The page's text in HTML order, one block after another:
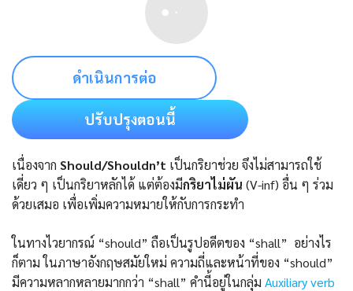
ดำเนินการต่อ
ปรับปรุงตอนนี้
เนื่องจาก Should/Shouldn’t เป็นกริยาช่วย จึงไม่สามารถใช้
เดี่ยว ๆ เป็นกริยาหลักได้ แต่ต้องมีกริยาไม่ผัน (V-inf) อื่น ๆ ร่วม
ด้วยเสมอ เพื่อเพิ่มความหมายให้กับการกระทำ
ในทางไวยากรณ์ “should” ถือเป็นรูปอดีตของ “shall” อย่างไร
ก็ตาม ในภาษาอังกฤษสมัยใหม่ ความถี่และหน้าที่ของ “should”
มีความหลากหลายมากกว่า “shall” คำนี้อยู่ในกลุ่ม Auxiliary verb